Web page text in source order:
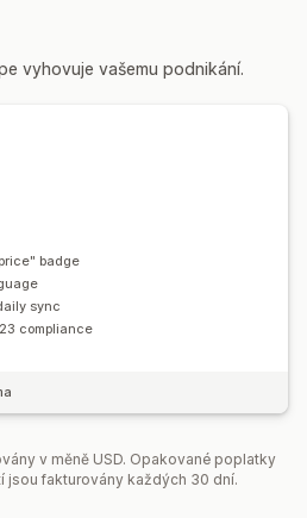
vyhovuje vašemu podnikání.
badge
sync
compliance
v měně USD. Opakované poplatky
jsou fakturovány každých 30 dní.